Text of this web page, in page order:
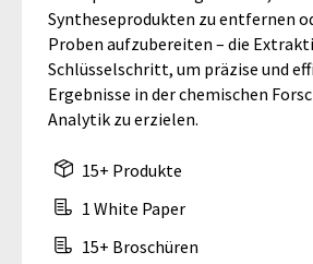
Syntheseprodukten zu entfernen
Proben aufzubereiten – die
Schlüsselschritt, um präzise und
Ergebnisse in der chemischen
Analytik zu erzielen.
15+ Produkte
1 White Paper
15+ Broschüren